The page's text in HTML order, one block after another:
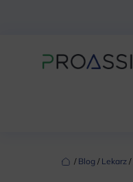
‏‏‎ ‎/‏‏‎ ‎ Blog ‏‏‎ ‎/‏‏‎ ‎ Lekarz ‏‏‎ ‎/‏‏‎ ‎